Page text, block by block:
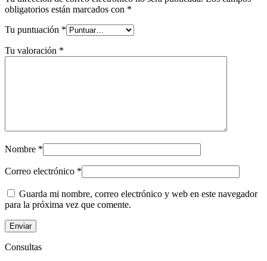
obligatorios están marcados con *
Tu puntuación *
Tu valoración *
Nombre *
Correo electrónico *
Guarda mi nombre, correo electrónico y web en este navegador
para la próxima vez que comente.
Consultas